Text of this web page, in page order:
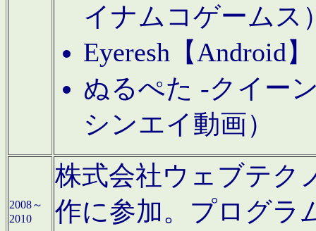
イナムコゲームス
Eyeresh【Android
ぬるぺた -クイー
シンエイ動画）
2008～
2010
株式会社ウェブテク
作に参加。プログラ